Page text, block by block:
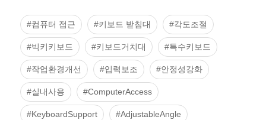
#컴퓨터 접근 #키보드 받침대 #각도조절
#빅키키보드 #키보드거치대 #특수키보드
#작업환경개선 #입력보조 #안정성강화
#실내사용 #ComputerAccess
#KeyboardSupport #AdjustableAngle